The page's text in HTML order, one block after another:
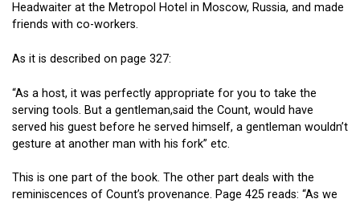
Headwaiter at the Metropol Hotel in Moscow, Russia, and made
friends with co-workers.
As it is described on page 327:
“As a host, it was perfectly appropriate for you to take the
serving tools. But a gentleman,said the Count, would have
served his guest before he served himself, a gentleman wouldn’t
gesture at another man with his fork” etc.
This is one part of the book. The other part deals with the
reminiscences of Count’s provenance. Page 425 reads: “As we